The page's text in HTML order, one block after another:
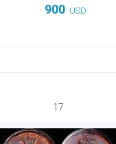
900 USD
17